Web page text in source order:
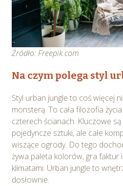
Źródło: Freepik.com
Na czym polega styl
Styl urban jungle to coś więcej
monsterą. To cała filozofia
czterech ścianach. Kluczowe
pojedyncze sztuki, ale całe
wiszące ogrody. Do tego
żywa paleta kolorów, gra faktur
klimatami. Urban jungle to
dosłownie.